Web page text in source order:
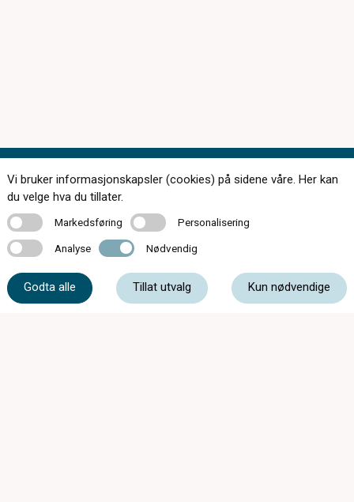
Kontakt oss
Vi bruker informasjonskapsler (cookies) på sidene våre. Her kan
du velge hva du tillater.
MarkedsføringMarkedsføring PersonaliseringPersonalisering
Analyse Analyse Nødvendig Nødvendig
Godta alle Tillat utvalg Kun nødvendige